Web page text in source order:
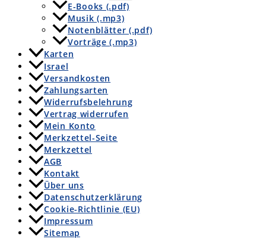
E-Books (.pdf)
Musik (.mp3)
Notenblätter (.pdf)
Vorträge (.mp3)
Karten
Israel
Versandkosten
Zahlungsarten
Widerrufsbelehrung
Vertrag widerrufen
Mein Konto
Merkzettel-Seite
Merkzettel
AGB
Kontakt
Über uns
Datenschutzerklärung
Cookie-Richtlinie (EU)
Impressum
Sitemap